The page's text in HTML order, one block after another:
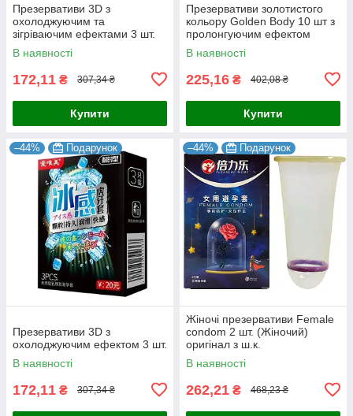
Презервативи 3D з
охолоджуючим та
зігріваючим ефектами 3 шт.
В наявності
172,11 ₴ 307,34 ₴
Купити
Презервативи золотистого
кольору Golden Body 10 шт з
пролонгуючим ефектом
оригінал
В наявності
225,16 ₴ 402,08 ₴
Купити
–44% Подарунок
Презервативи 3D з
охолоджуючим ефектом 3 шт.
В наявності
172,11 ₴ 307,34 ₴
–44% Подарунок
Жіночі презервативи Female
condom 2 шт. (Жіночий)
оригінал з ш.к.
6933506074470
В наявності
262,21 ₴ 468,23 ₴